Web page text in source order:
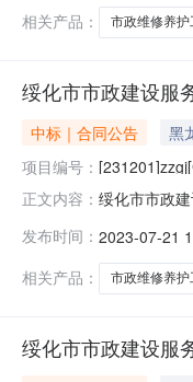
相关产品：
市政维修养
绥化市市政建设服
中标｜合同公告 黑
项目编号：
正文内容： 绥化市市政
务中心地址
发布时间： 2023-07-21
相关产品：
市政维修养
绥化市市政建设服